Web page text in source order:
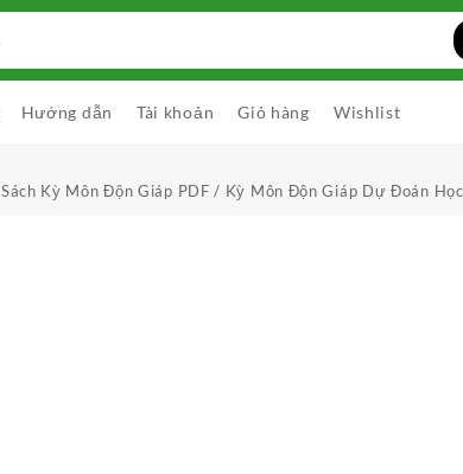
Hướng dẫn Tài khoản Giỏ hàng Wishlist
Sách Kỳ Môn Độn Giáp PDF / Kỳ Môn Độn Giáp Dự Đoán